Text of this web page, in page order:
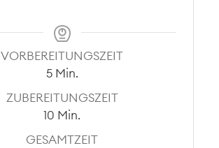
VORBEREITUNGSZEIT
5Minuten
Min.
ZUBEREITUNGSZEIT
10 Minuten
Min.
GESAMTZEIT